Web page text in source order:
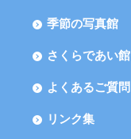
季節の写真館
さくらであい館
よくあるご質問
リンク集